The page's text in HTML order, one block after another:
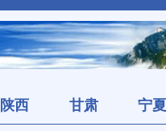
陕西 甘肃 宁夏